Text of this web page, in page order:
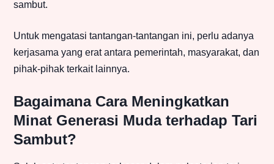
sambut.
Untuk mengatasi tantangan-tantangan ini, perlu adanya
kerjasama yang erat antara pemerintah, masyarakat, dan
pihak-pihak terkait lainnya.
Bagaimana Cara Meningkatkan
Minat Generasi Muda terhadap Tari
Sambut?